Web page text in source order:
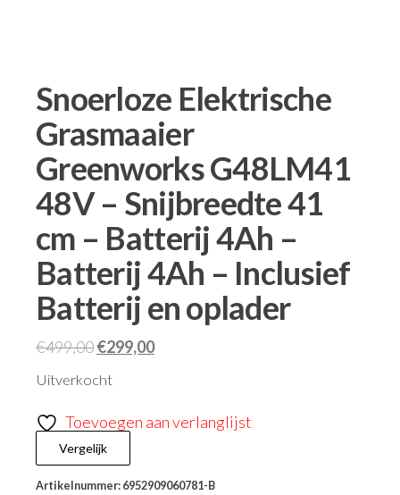
Snoerloze Elektrische
Grasmaaier
Greenworks G48LM41
48V – Snijbreedte 41
cm – Batterij 4Ah –
Batterij 4Ah – Inclusief
Batterij en oplader
€499,00€299,00
Uitverkocht
Toevoegen aan verlanglijst
Vergelijk
Artikelnummer: 6952909060781-B